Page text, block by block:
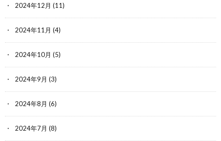
2024年12月 (11)
2024年11月 (4)
2024年10月 (5)
2024年9月 (3)
2024年8月 (6)
2024年7月 (8)